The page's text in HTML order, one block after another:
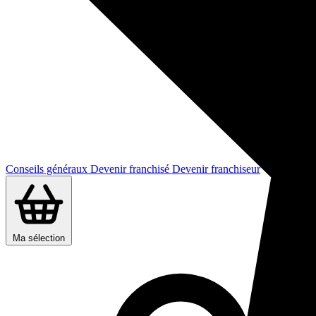
Conseils généraux Devenir franchisé Devenir franchiseur
Ma sélection